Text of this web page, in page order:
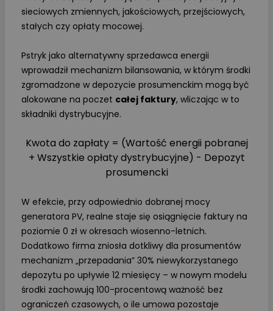
sieciowych zmiennych, jakościowych, przejściowych,
stałych czy opłaty mocowej.
Pstryk jako alternatywny sprzedawca energii
wprowadził mechanizm bilansowania, w którym środki
zgromadzone w depozycie prosumenckim mogą być
alokowane na poczet całej faktury, wliczając w to
składniki dystrybucyjne.
Kwota do zapłaty = (Wartość energii pobranej
+ Wszystkie opłaty dystrybucyjne) - Depozyt
prosumencki
W efekcie, przy odpowiednio dobranej mocy
generatora PV, realne staje się osiągnięcie faktury na
poziomie 0 zł w okresach wiosenno-letnich.
Dodatkowo firma zniosła dotkliwy dla prosumentów
mechanizm „przepadania” 30% niewykorzystanego
depozytu po upływie 12 miesięcy – w nowym modelu
środki zachowują 100-procentową ważność bez
ograniczeń czasowych, o ile umowa pozostaje